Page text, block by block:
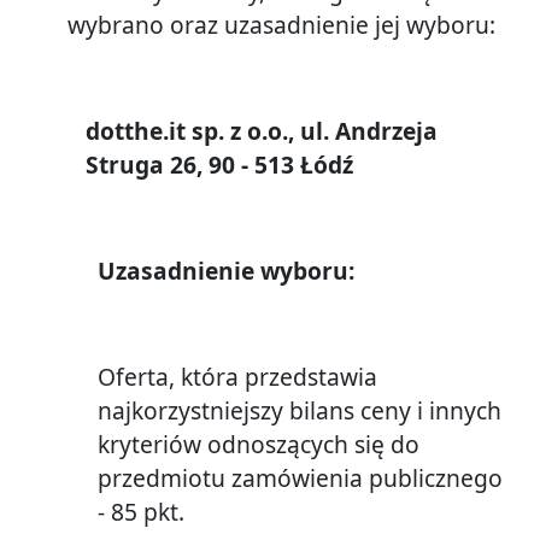
wybrano oraz uzasadnienie jej wyboru:
dotthe.it sp. z o.o., ul. Andrzeja
Struga 26, 90 - 513 Łódź
Uzasadnienie wyboru:
Oferta, która przedstawia
najkorzystniejszy bilans ceny i innych
kryteriów odnoszących się do
przedmiotu zamówienia publicznego
- 85 pkt.